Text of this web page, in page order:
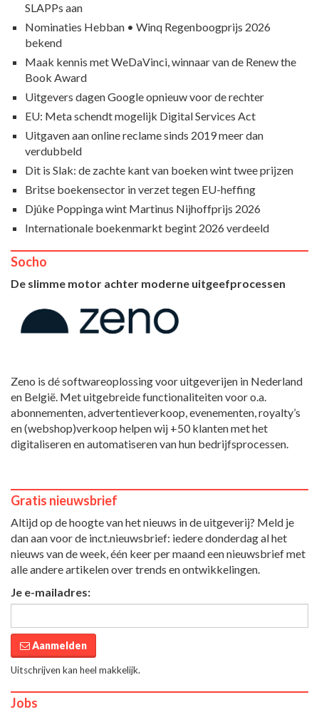
SLAPPs aan
Nominaties Hebban • Winq Regenboogprijs 2026
bekend
Maak kennis met WeDaVinci, winnaar van de Renew the
Book Award
Uitgevers dagen Google opnieuw voor de rechter
EU: Meta schendt mogelijk Digital Services Act
Uitgaven aan online reclame sinds 2019 meer dan
verdubbeld
Dit is Slak: de zachte kant van boeken wint twee prijzen
Britse boekensector in verzet tegen EU-heffing
Djûke Poppinga wint Martinus Nijhoffprijs 2026
Internationale boekenmarkt begint 2026 verdeeld
Socho
De slimme motor achter moderne uitgeefprocessen
Zeno is dé softwareoplossing voor uitgeverijen in Nederland
en België. Met uitgebreide functionaliteiten voor o.a.
abonnementen, advertentieverkoop, evenementen, royalty’s
en (webshop)verkoop helpen wij +50 klanten met het
digitaliseren en automatiseren van hun bedrijfsprocessen.
Gratis nieuwsbrief
Altijd op de hoogte van het nieuws in de uitgeverij? Meld je
dan aan voor de inct.nieuwsbrief: iedere donderdag al het
nieuws van de week, één keer per maand een nieuwsbrief met
alle andere artikelen over trends en ontwikkelingen.
Je e-mailadres:
Aanmelden
Uitschrijven kan heel makkelijk.
Jobs